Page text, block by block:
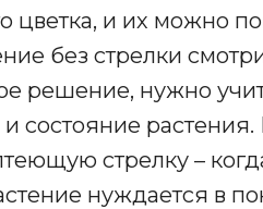
цветка, и их можно
без стрелки
решение, нужно
состояние
стрелку –
нуждается в